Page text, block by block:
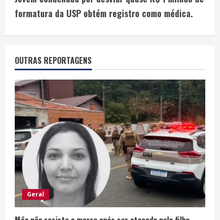
formatura da USP obtém registro como médica.
OUTRAS REPORTAGENS
Geral